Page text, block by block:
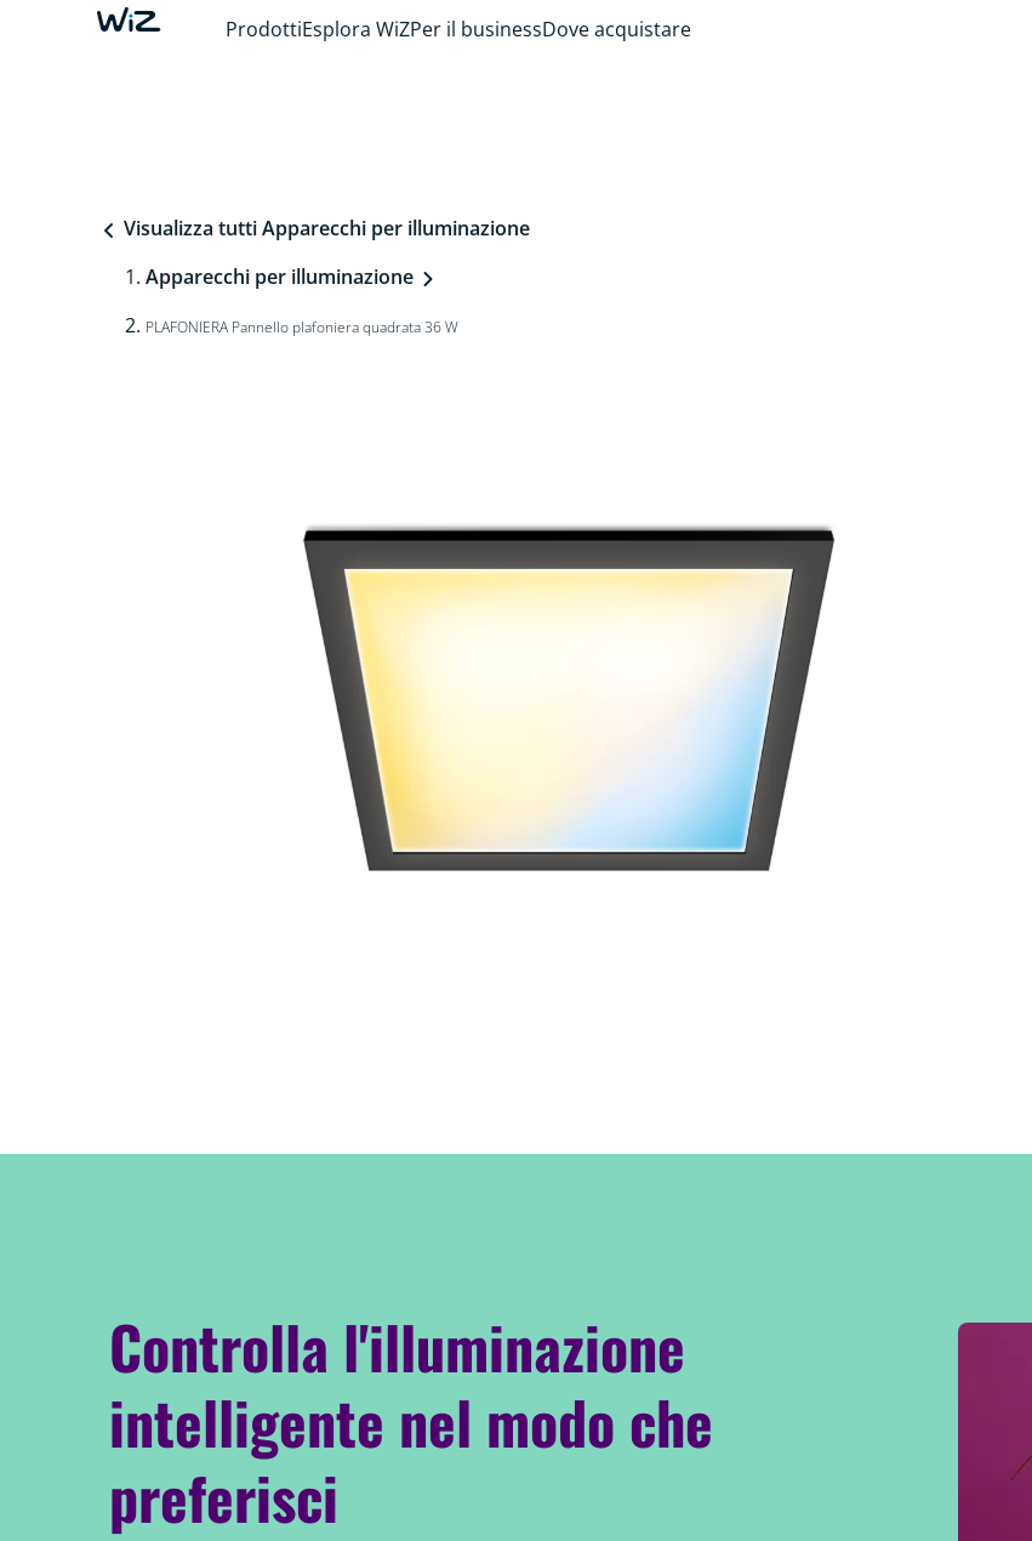
ProdottiEsplora WiZPer il businessDove acquistare
Visualizza tutti Apparecchi per illuminazione
Apparecchi per illuminazione
PLAFONIERA Pannello plafoniera quadrata 36 W
Controlla l'illuminazione
intelligente nel modo che
preferisci